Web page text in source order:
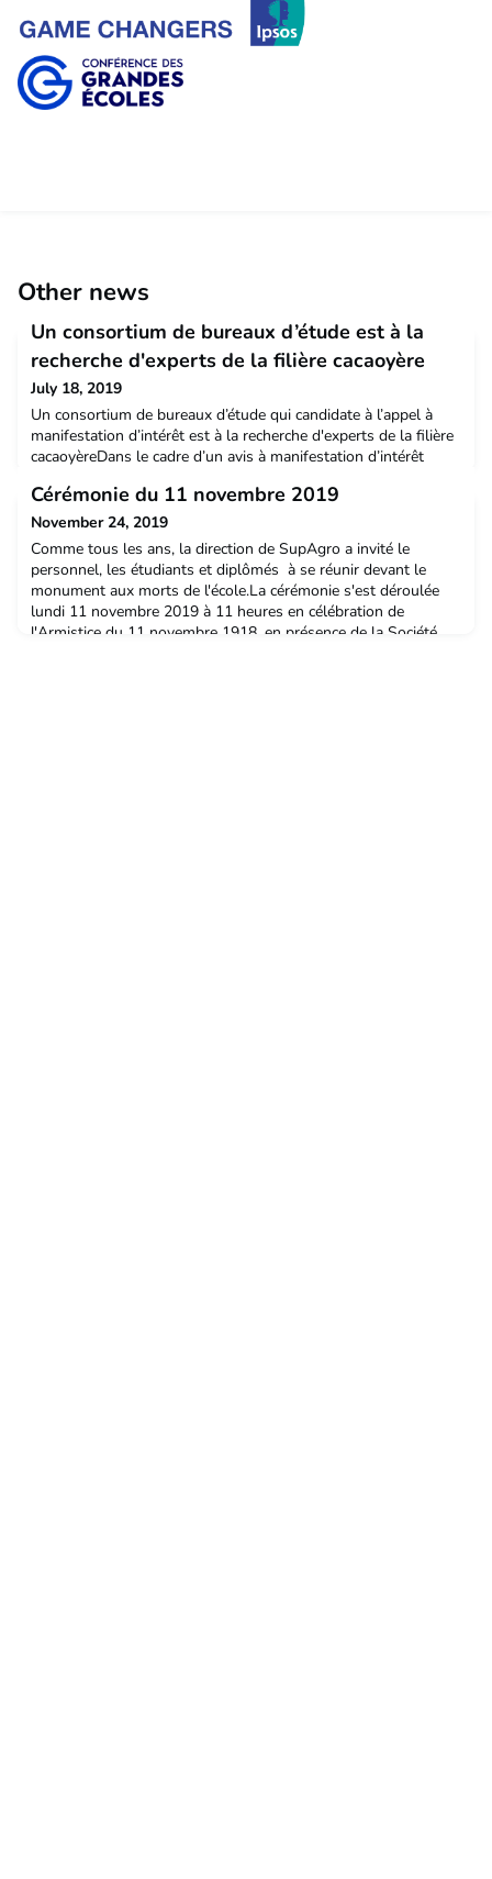
Other news
Un consortium de bureaux d’étude est à la
recherche d'experts de la filière cacaoyère
July 18, 2019
Un consortium de bureaux d’étude qui candidate à l’appel à
manifestation d’intérêt est à la recherche d'experts de la filière
cacaoyèreDans le cadre d’un avis à manifestation d’intérêt
charge d’appuyer le projet PARSA au Congo, nous recherchons
des experts de la filière cacaoyère. Ces experts viendront en
appui à la mise en œuvre de la Compos
Cérémonie du 11 novembre 2019
November 24, 2019
Comme tous les ans, la direction de SupAgro a invité le
personnel, les étudiants et diplômés à se réunir devant le
monument aux morts de l'école.La cérémonie s'est déroulée
lundi 11 novembre 2019 à 11 heures en célébration de
l'Armistice du 11 novembre 1918, en présence de la Société